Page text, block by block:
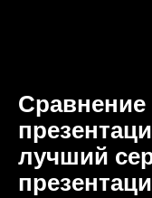
Сравнение
лучший